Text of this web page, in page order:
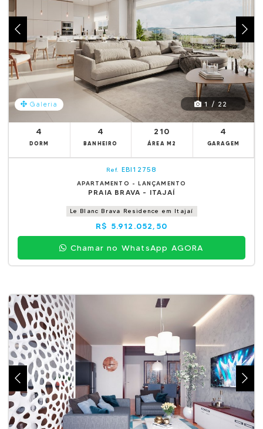
Galeria 1 / 22
4
DORM
4
BANHEIRO
210
ÁREA M2
4
GARAGEM
Ref. EBI12758
APARTAMENTO - LANÇAMENTO
PRAIA BRAVA - ITAJAÍ
Le Blanc Brava Residence em Itajaí
R$ 5.912.052,50
Chamar no WhatsApp AGORA